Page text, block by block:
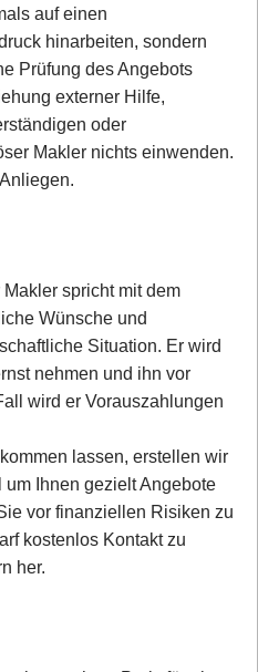
auf einen
hinarbeiten, sondern
Prüfung des Angebots
externer Hilfe,
oder
Makler nichts einwenden.
spricht mit dem
Wünsche und
Situation. Er wird
nehmen und ihn vor
wird er Vorauszahlungen
lassen, erstellen wir
Ihnen gezielt Angebote
vor finanziellen Risiken zu
kostenlos Kontakt zu
her.